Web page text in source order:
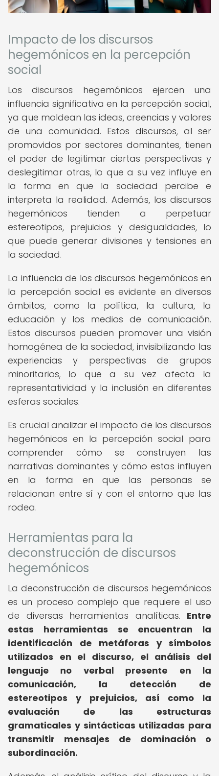
Impacto de los discursos
hegemónicos en la percepción
social
Los discursos hegemónicos ejercen una
influencia significativa en la percepción social,
ya que moldean las ideas, creencias y valores
de una comunidad. Estos discursos, al ser
promovidos por sectores dominantes, tienen
el poder de legitimar ciertas perspectivas y
deslegitimar otras, lo que a su vez influye en
la forma en que la sociedad percibe e
interpreta la realidad. Además, los discursos
hegemónicos tienden a perpetuar
estereotipos, prejuicios y desigualdades, lo
que puede generar divisiones y tensiones en
la sociedad.
La influencia de los discursos hegemónicos en
la percepción social es evidente en diversos
ámbitos, como la política, la cultura, la
educación y los medios de comunicación.
Estos discursos pueden promover una visión
homogénea de la sociedad, invisibilizando las
experiencias y perspectivas de grupos
minoritarios, lo que a su vez afecta la
representatividad y la inclusión en diferentes
esferas sociales.
Es crucial analizar el impacto de los discursos
hegemónicos en la percepción social para
comprender cómo se construyen las
narrativas dominantes y cómo estas influyen
en la forma en que las personas se
relacionan entre sí y con el entorno que las
rodea.
Herramientas para la
deconstrucción de discursos
hegemónicos
La deconstrucción de discursos hegemónicos
es un proceso complejo que requiere el uso
de diversas herramientas analíticas. Entre
estas herramientas se encuentran la
identificación de metáforas y símbolos
utilizados en el discurso, el análisis del
lenguaje no verbal presente en la
comunicación, la detección de
estereotipos y prejuicios, así como la
evaluación de las estructuras
gramaticales y sintácticas utilizadas para
transmitir mensajes de dominación o
subordinación.